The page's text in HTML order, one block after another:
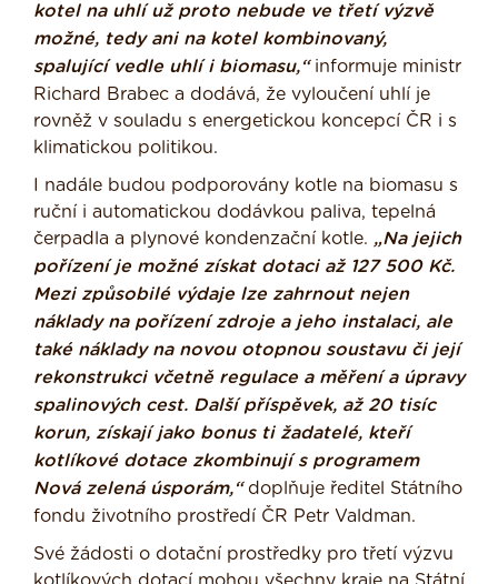
kotel na uhlí už proto nebude ve třetí výzvě
možné, tedy ani na kotel kombinovaný,
spalující vedle uhlí i biomasu,“informuje ministr
Richard Brabec a dodává, že vyloučení uhlí je
rovněž v souladu s energetickou koncepcí ČR i s
klimatickou politikou.
I nadále budou podporovány kotle na biomasu s
ruční i automatickou dodávkou paliva, tepelná
čerpadla a plynové kondenzační kotle. „Na jejich
pořízení je možné získat dotaci až 127 500 Kč.
Mezi způsobilé výdaje lze zahrnout nejen
náklady na pořízení zdroje a jeho instalaci, ale
také náklady na novou otopnou soustavu či její
rekonstrukci včetně regulace a měření a úpravy
spalinových cest. Další příspěvek, až 20 tisíc
korun, získají jako bonus ti žadatelé, kteří
kotlíkové dotace zkombinují s programem
Nová zelená úsporám,“doplňuje ředitel Státního
fondu životního prostředí ČR Petr Valdman.
Své žádosti o dotační prostředky pro třetí výzvu
kotlíkových dotací mohou všechny kraje na Státní